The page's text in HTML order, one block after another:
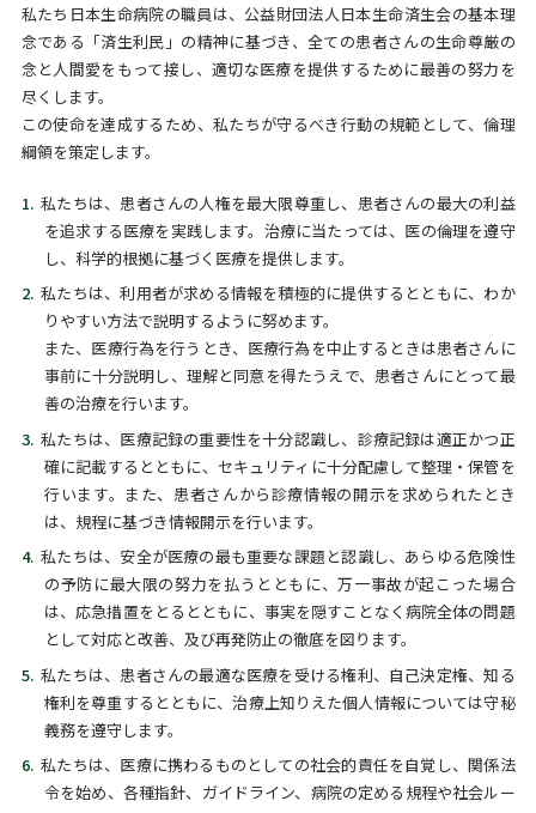
私たち日本生命病院の職員は、公益財団法人日本生命済生会の基本理
念である「済生利民」の精神に基づき、全ての患者さんの生命尊厳の
念と人間愛をもって接し、適切な医療を提供するために最善の努力を
尽くします。
この使命を達成するため、私たちが守るべき行動の規範として、倫理
綱領を策定します。
私たちは、患者さんの人権を最大限尊重し、患者さんの最大の利益
を追求する医療を実践します。治療に当たっては、医の倫理を遵守
し、科学的根拠に基づく医療を提供します。
私たちは、利用者が求める情報を積極的に提供するとともに、わか
りやすい方法で説明するように努めます。
また、医療行為を行うとき、医療行為を中止するときは患者さんに
事前に十分説明し、理解と同意を得たうえで、患者さんにとって最
善の治療を行います。
私たちは、医療記録の重要性を十分認識し、診療記録は適正かつ正
確に記載するとともに、セキュリティに十分配慮して整理・保管を
行います。また、患者さんから診療情報の開示を求められたとき
は、規程に基づき情報開示を行います。
私たちは、安全が医療の最も重要な課題と認識し、あらゆる危険性
の予防に最大限の努力を払うとともに、万一事故が起こった場合
は、応急措置をとるとともに、事実を隠すことなく病院全体の問題
として対応と改善、及び再発防止の徹底を図ります。
私たちは、患者さんの最適な医療を受ける権利、自己決定権、知る
権利を尊重するとともに、治療上知りえた個人情報については守秘
義務を遵守します。
私たちは、医療に携わるものとしての社会的責任を自覚し、関係法
令を始め、各種指針、ガイドライン、病院の定める規程や社会ルー